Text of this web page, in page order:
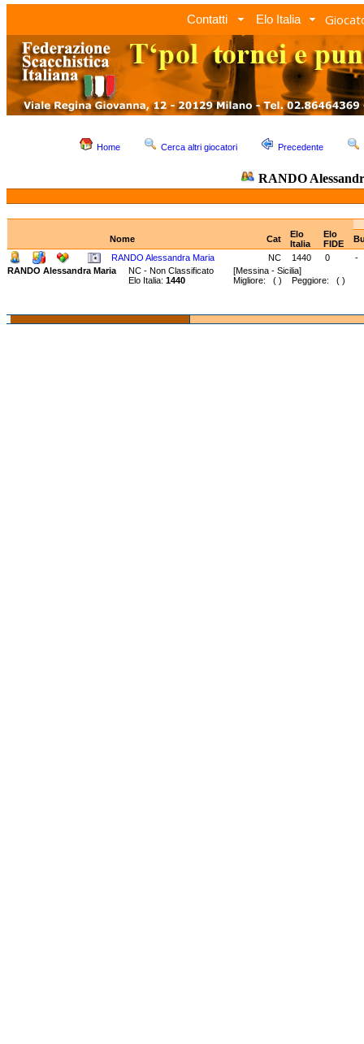
Contatti Elo Italia
Home Cerca altri giocatori Precedente
RANDO
Nome Cat
Elo
Italia
Elo
FIDE
RANDO Alessandra Maria
NC 1440 0
-
RANDO Alessandra Maria
NC - Non Classificato [Messina - Sicilia]
Elo Italia: 1440 Migliore: ( ) Peggiore: ( )